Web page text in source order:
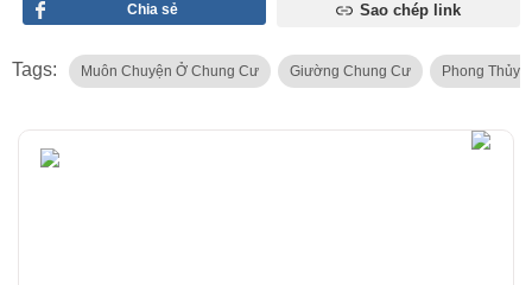
Chia sẻ Sao chép link
Tags: Muôn Chuyện Ở Chung Cư Giường Chung Cư Phong Thủy